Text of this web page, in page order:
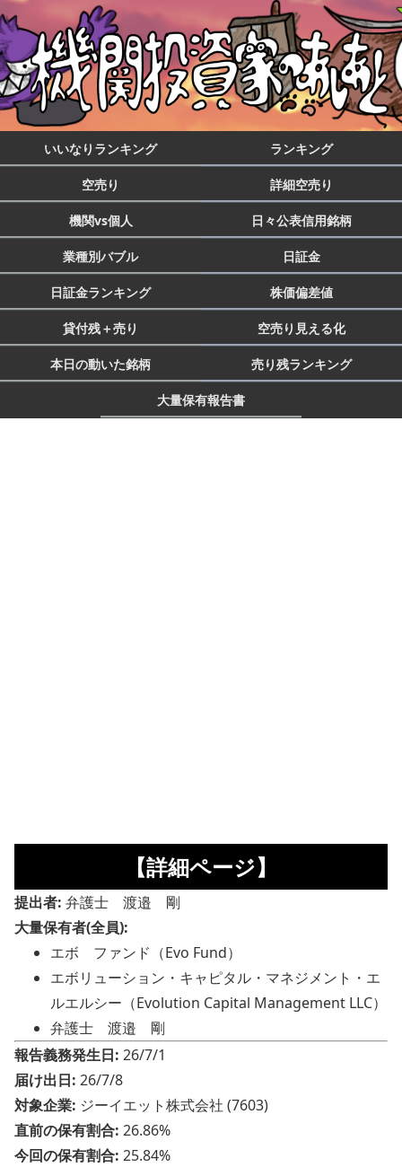
いいなりランキング ランキング
空売り 詳細空売り
機関vs個人 日々公表信用銘柄
業種別バブル 日証金
日証金ランキング 株価偏差値
貸付残＋売り 空売り見える化
本日の動いた銘柄 売り残ランキング
大量保有報告書
【詳細ページ】
提出者: 弁護士 渡邉 剛
大量保有者(全員):
エボ ファンド（Evo Fund）
エボリューション・キャピタル・マネジメント・エ
ルエルシー（Evolution Capital Management LLC）
弁護士 渡邉 剛
報告義務発生日: 26/7/1
届け出日: 26/7/8
対象企業: ジーイエット株式会社 (7603)
直前の保有割合: 26.86%
今回の保有割合: 25.84%